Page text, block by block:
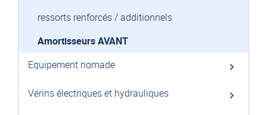
ressorts renforcés / additionnels
Amortisseurs AVANT
Equipement nomade
Vérins électriques et hydrauliques